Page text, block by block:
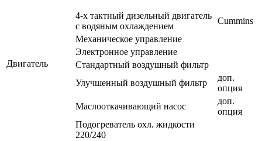
Двигатель
4-х тактный дизельный двигатель
с водяным охлаждением
Cummins
Механическое управление
Электронное управление
Стандартный воздушный фильтр
Улучшенный воздушный фильтр
доп.
опция
Маслооткачивающий насос
доп.
опция
Подогреватель охл. жидкости
220/240